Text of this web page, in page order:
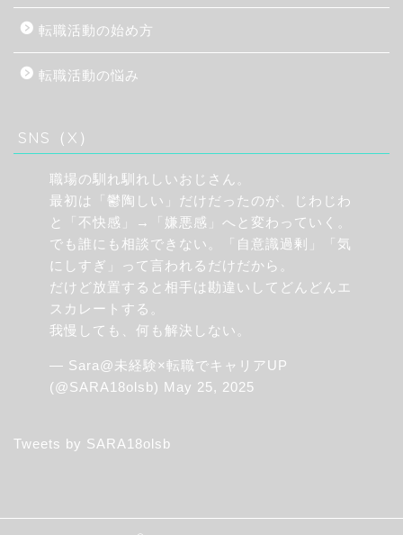
転職活動の始め方
転職活動の悩み
SNS（X）
職場の馴れ馴れしいおじさん。
最初は「鬱陶しい」だけだったのが、じわじわ
と「不快感」→「嫌悪感」へと変わっていく。
でも誰にも相談できない。「自意識過剰」「気
にしすぎ」って言われるだけだから。
だけど放置すると相手は勘違いしてどんどんエ
スカレートする。
我慢しても、何も解決しない。
— Sara@未経験×転職でキャリアUP
(@SARA18olsb) May 25, 2025
Tweets by SARA18olsb